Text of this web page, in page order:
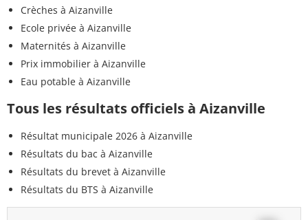
Crèches à Aizanville
Ecole privée à Aizanville
Maternités à Aizanville
Prix immobilier à Aizanville
Eau potable à Aizanville
Tous les résultats officiels à Aizanville
Résultat municipale 2026 à Aizanville
Résultats du bac à Aizanville
Résultats du brevet à Aizanville
Résultats du BTS à Aizanville